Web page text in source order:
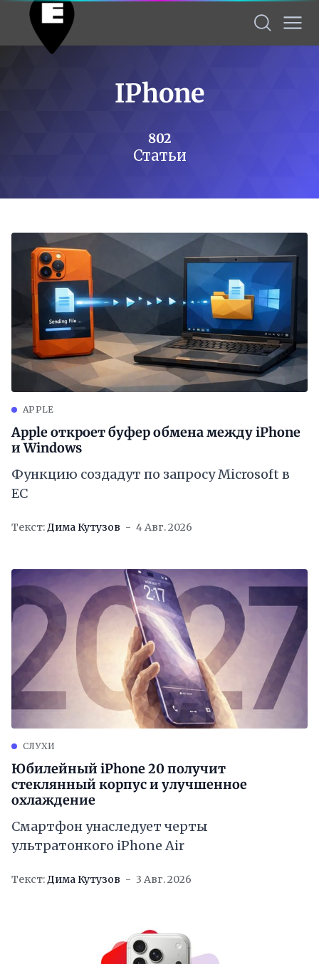
IPhone
802
Статьи
APPLE
Apple откроет буфер обмена между iPhone
и Windows
Функцию создадут по запросу Microsoft в
ЕС
Текст:Дима Кутузов 4 Авг. 2026
СЛУХИ
Юбилейный iPhone 20 получит
стеклянный корпус и улучшенное
охлаждение
Смартфон унаследует черты
ультратонкого iPhone Air
Текст:Дима Кутузов 3 Авг. 2026